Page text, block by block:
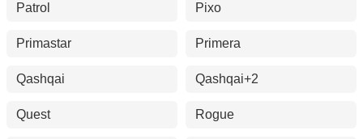
Patrol Pixo
Primastar Primera
Qashqai Qashqai+2
Quest Rogue